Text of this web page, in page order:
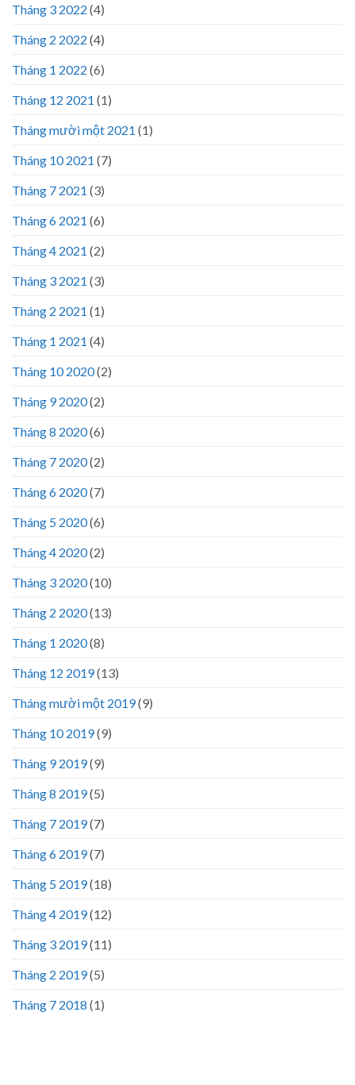
Tháng 3 2022 (4)
Tháng 2 2022 (4)
Tháng 1 2022 (6)
Tháng 12 2021 (1)
Tháng mười một 2021 (1)
Tháng 10 2021 (7)
Tháng 7 2021 (3)
Tháng 6 2021 (6)
Tháng 4 2021 (2)
Tháng 3 2021 (3)
Tháng 2 2021 (1)
Tháng 1 2021 (4)
Tháng 10 2020(2)
Tháng 9 2020(2)
Tháng 8 2020(6)
Tháng 7 2020(2)
Tháng 6 2020(7)
Tháng 5 2020(6)
Tháng 4 2020(2)
Tháng 3 2020(10)
Tháng 2 2020(13)
Tháng 1 2020(8)
Tháng 12 2019(13)
Tháng mười một 2019(9)
Tháng 10 2019(9)
Tháng 9 2019(9)
Tháng 8 2019(5)
Tháng 7 2019(7)
Tháng 6 2019(7)
Tháng 5 2019(18)
Tháng 4 2019(12)
Tháng 3 2019(11)
Tháng 2 2019(5)
Tháng 7 2018 (1)